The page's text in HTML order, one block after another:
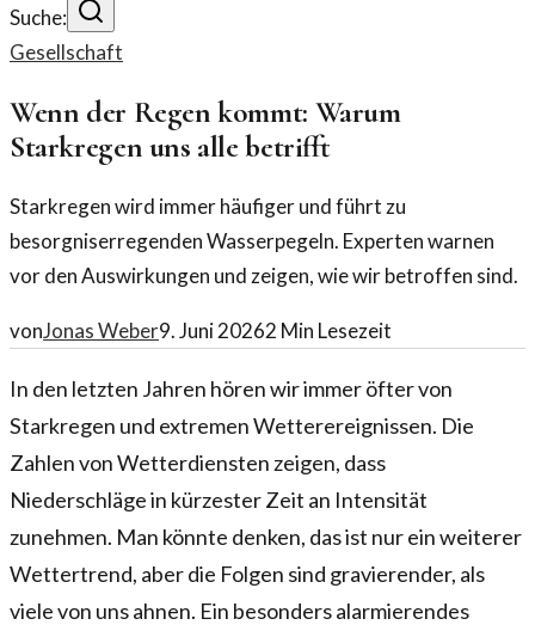
Suche:
Gesellschaft
Wenn der Regen kommt: Warum
Starkregen uns alle betrifft
Starkregen wird immer häufiger und führt zu
besorgniserregenden Wasserpegeln. Experten warnen
vor den Auswirkungen und zeigen, wie wir betroffen sind.
vonJonas Weber9. Juni 20262 Min Lesezeit
In den letzten Jahren hören wir immer öfter von
Starkregen und extremen Wetterereignissen. Die
Zahlen von Wetterdiensten zeigen, dass
Niederschläge in kürzester Zeit an Intensität
zunehmen. Man könnte denken, das ist nur ein weiterer
Wettertrend, aber die Folgen sind gravierender, als
viele von uns ahnen. Ein besonders alarmierendes